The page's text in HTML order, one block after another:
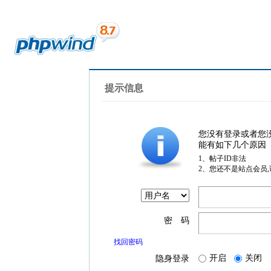
提示信息
您没有登录或者您
能有如下几个原因
1、帖子ID非法
2、您还不是站点会员
密 码
找回密码
隐身登录 开启 关闭